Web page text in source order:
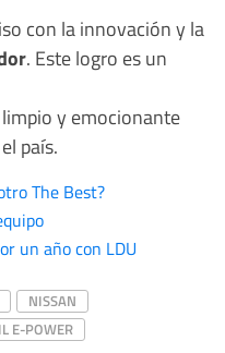
con la innovación y la
. Este logro es un
y emocionante
país.
The Best?
un año con LDU
NISSAN
E-POWER